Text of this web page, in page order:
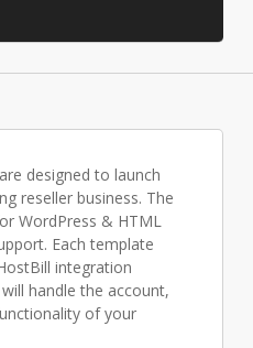
are designed to launch
reseller business. The
WordPress & HTML
Each template
integration
handle the account,
of your